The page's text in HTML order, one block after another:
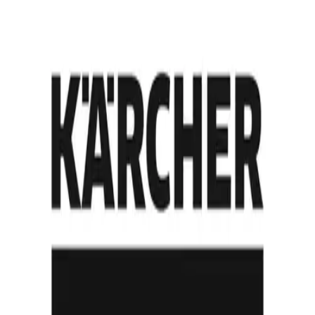
Automobilproduktion
Industrielle Fertigung
Intralogistik & Lagerwesen
nach Anwendungsfall
Ersatz von Routenzügen
Palettentransport
Nachrüstung von Bestandsanlagen
Pilotprojekt